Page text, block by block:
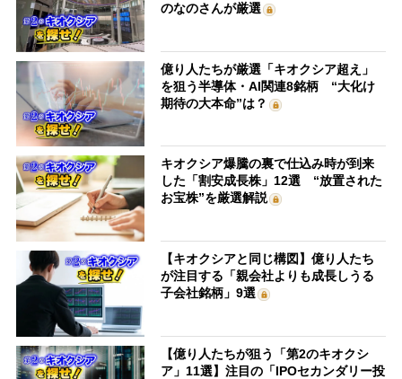
のなのさんが厳選
億り人たちが厳選「キオクシア超え」
を狙う半導体・AI関連8銘柄 “大化け
期待の大本命”は？
キオクシア爆騰の裏で仕込み時が到来
した「割安成長株」12選 “放置された
お宝株”を厳選解説
【キオクシアと同じ構図】億り人たち
が注目する「親会社よりも成長しうる
子会社銘柄」9選
【億り人たちが狙う「第2のキオクシ
ア」11選】注目の「IPOセカンダリー投